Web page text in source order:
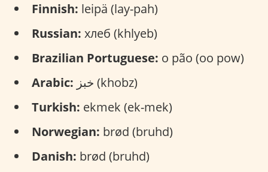
Finnish: leipä (lay-pah)
Russian: хлеб (khlyeb)
Brazilian Portuguese: o pão (oo pow)
Arabic:
خبز (khobz)
Turkish: ekmek (ek-mek)
Norwegian: brød (bruhd)
Danish: brød (bruhd)